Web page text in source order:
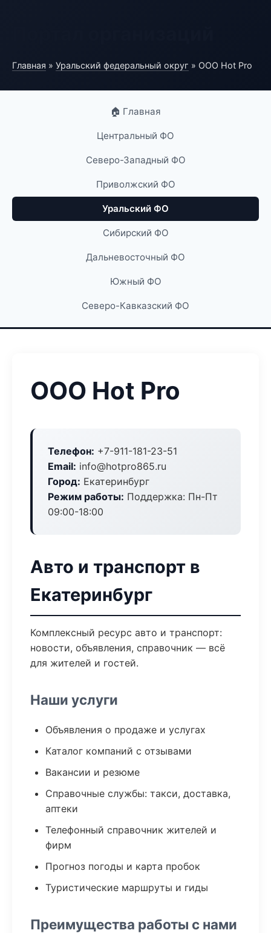
Главная » Уральский федеральный округ » ООО Hot Pro
🏠 Главная
Центральный ФО
Северо-Западный ФО
Приволжский ФО
Уральский ФО
Сибирский ФО
Дальневосточный ФО
Южный ФО
Северо-Кавказский ФО
ООО Hot Pro
Телефон: +7-911-181-23-51
Email: info@hotpro865.ru
Город: Екатеринбург
Режим работы: Поддержка: Пн-Пт
09:00-18:00
Авто и транспорт в
Екатеринбург
Комплексный ресурс авто и транспорт:
новости, объявления, справочник — всё
для жителей и гостей.
Наши услуги
Объявления о продаже и услугах
Каталог компаний с отзывами
Вакансии и резюме
Справочные службы: такси, доставка,
аптеки
Телефонный справочник жителей и
фирм
Прогноз погоды и карта пробок
Туристические маршруты и гиды
Преимущества работы с нами